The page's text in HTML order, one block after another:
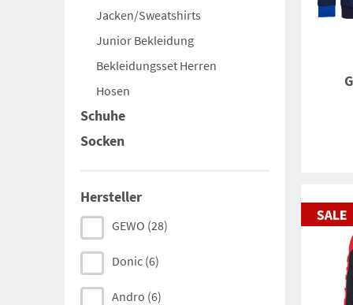
Jacken/Sweatshirts
Junior Bekleidung
Bekleidungsset Herren
Hosen
Schuhe
Socken
Hersteller
GEWO (28)
Donic (6)
Andro (6)